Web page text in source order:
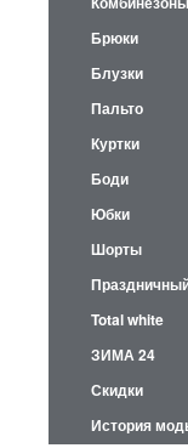
Брюки
Блузки
Пальто
Куртки
Боди
Юбки
Шорты
Total white
ЗИМА 24
Скидки
История